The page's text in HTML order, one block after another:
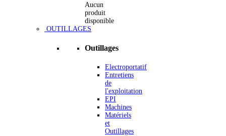
Aucun
produit
disponible
OUTILLAGES
Outillages
Electroportatif
Entretiens
de
l'exploitation
EPI
Machines
Matériels
et
Outillages